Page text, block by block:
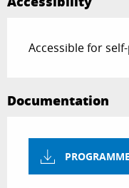
Accessible for
Documentation